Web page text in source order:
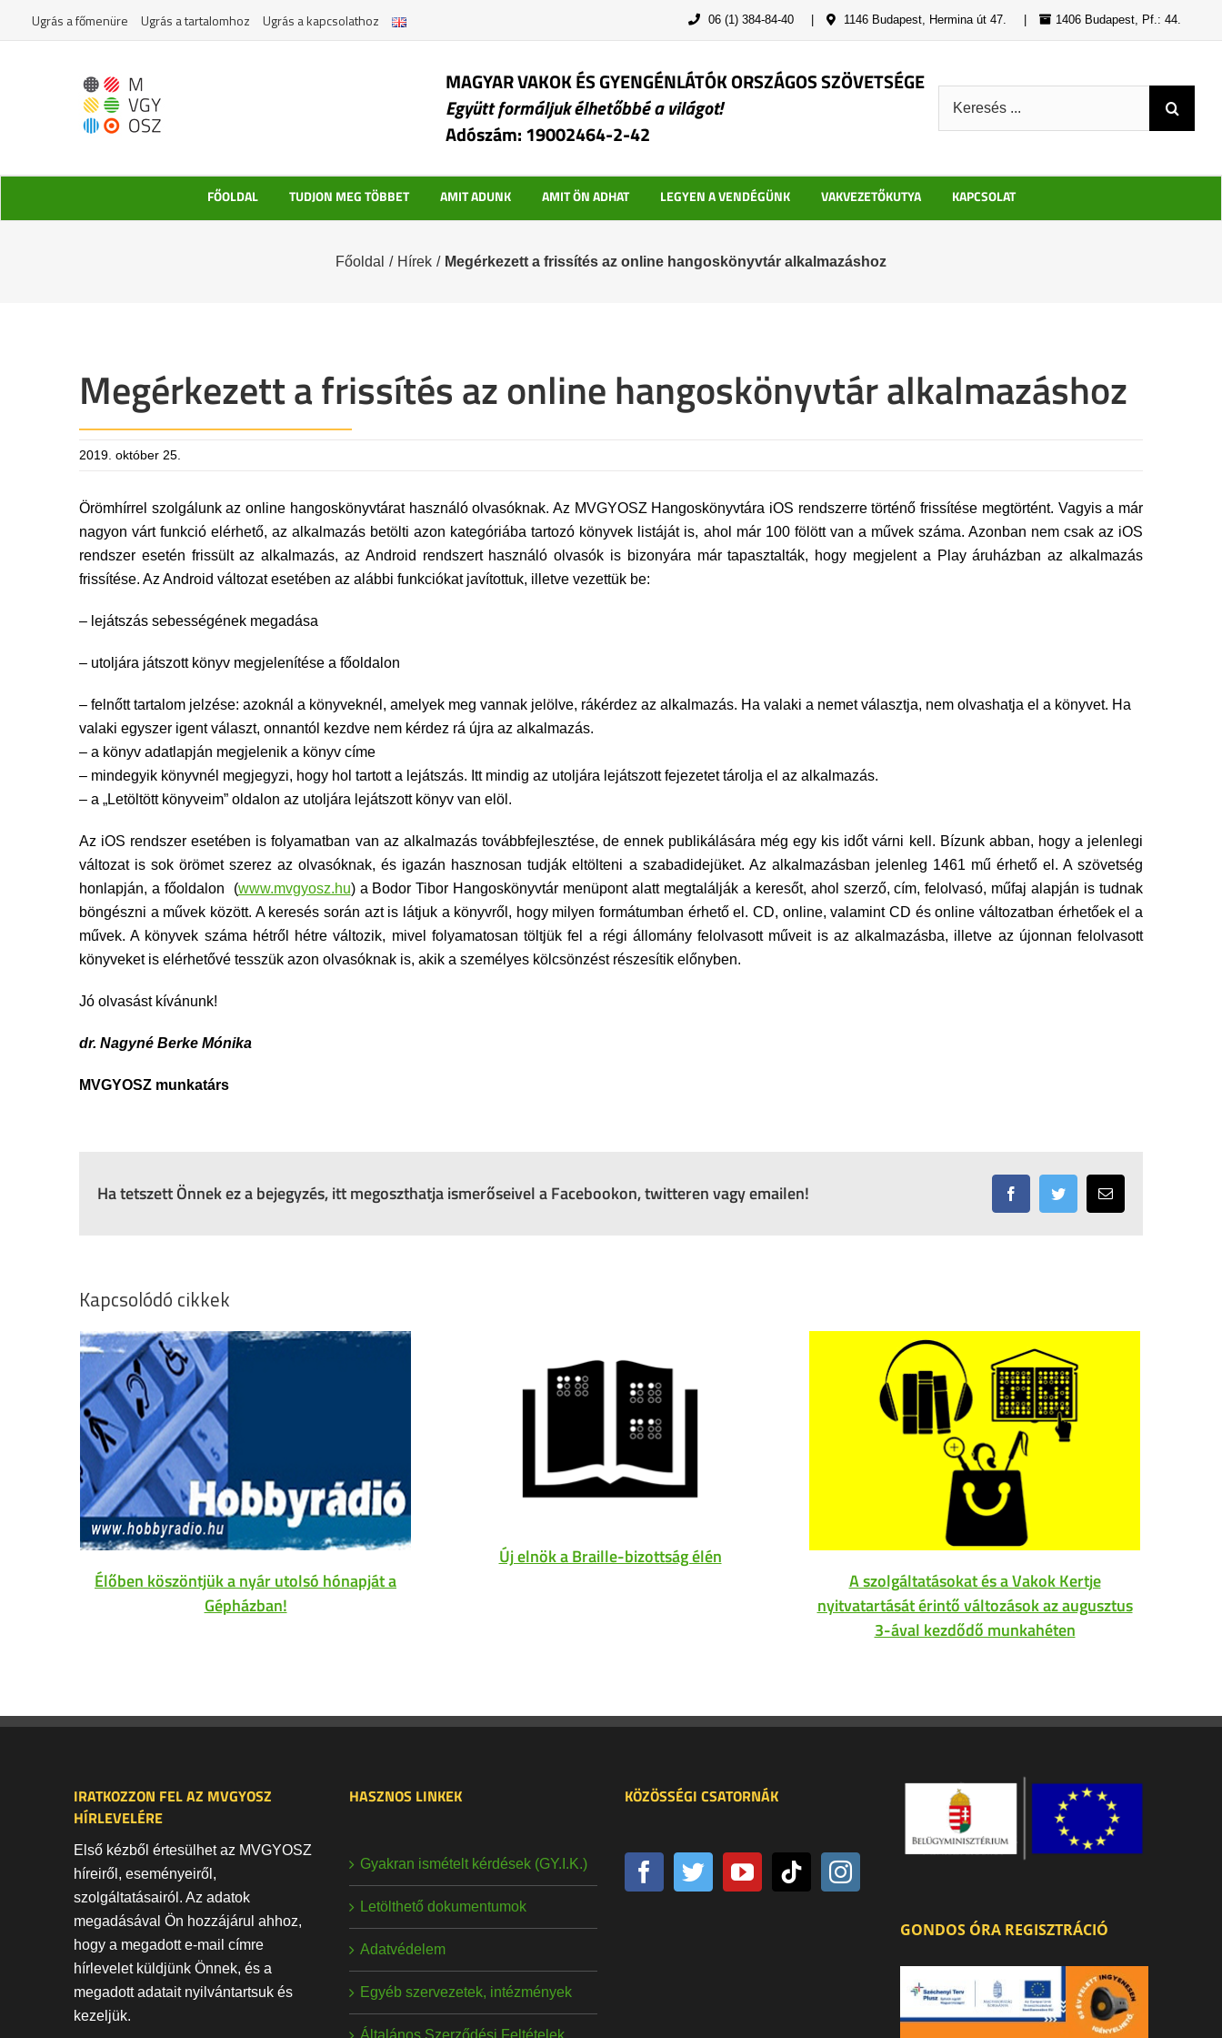
Ugrás a főmenüre Ugrás a tartalomhoz Ugrás a kapcsolathoz 06 (1) 384-84-40 1146 Budapest, Hermina út 47. 1406 Budapest, Pf.: 44.
MAGYAR VAKOK ÉS GYENGÉNLÁTÓK ORSZÁGOS SZÖVETSÉGE
Együtt formáljuk élhetőbbé a világot!
Adószám: 19002464-2-42
FŐOLDAL TUDJON MEG TÖBBET AMIT ADUNK AMIT ÖN ADHAT LEGYEN A VENDÉGÜNK VAKVEZETŐKUTYA KAPCSOLAT
Főoldal / Hírek / Megérkezett a frissítés az online hangoskönyvtár alkalmazáshoz
Megérkezett a frissítés az online hangoskönyvtár alkalmazáshoz
2019. október 25.
Örömhírrel szolgálunk az online hangoskönyvtárat használó olvasóknak. Az MVGYOSZ Hangoskönyvtára iOS rendszerre történő frissítése megtörtént. Vagyis a már
nagyon várt funkció elérhető, az alkalmazás betölti azon kategóriába tartozó könyvek listáját is, ahol már 100 fölött van a művek száma. Azonban nem csak az iOS
rendszer esetén frissült az alkalmazás, az Android rendszert használó olvasók is bizonyára már tapasztalták, hogy megjelent a Play áruházban az alkalmazás
frissítése. Az Android változat esetében az alábbi funkciókat javítottuk, illetve vezettük be:
– lejátszás sebességének megadása
– utoljára játszott könyv megjelenítése a főoldalon
– felnőtt tartalom jelzése: azoknál a könyveknél, amelyek meg vannak jelölve, rákérdez az alkalmazás. Ha valaki a nemet választja, nem olvashatja el a könyvet. Ha
valaki egyszer igent választ, onnantól kezdve nem kérdez rá újra az alkalmazás.
– a könyv adatlapján megjelenik a könyv címe
– mindegyik könyvnél megjegyzi, hogy hol tartott a lejátszás. Itt mindig az utoljára lejátszott fejezetet tárolja el az alkalmazás.
– a „Letöltött könyveim” oldalon az utoljára lejátszott könyv van elöl.
Az iOS rendszer esetében is folyamatban van az alkalmazás továbbfejlesztése, de ennek publikálására még egy kis időt várni kell. Bízunk abban, hogy a jelenlegi
változat is sok örömet szerez az olvasóknak, és igazán hasznosan tudják eltölteni a szabadidejüket. Az alkalmazásban jelenleg 1461 mű érhető el. A szövetség
honlapján, a főoldalon (www.mvgyosz.hu) a Bodor Tibor Hangoskönyvtár menüpont alatt megtalálják a keresőt, ahol szerző, cím, felolvasó, műfaj alapján is tudnak
böngészni a művek között. A keresés során azt is látjuk a könyvről, hogy milyen formátumban érhető el. CD, online, valamint CD és online változatban érhetőek el a
művek. A könyvek száma hétről hétre változik, mivel folyamatosan töltjük fel a régi állomány felolvasott műveit is az alkalmazásba, illetve az újonnan felolvasott
könyveket is elérhetővé tesszük azon olvasóknak is, akik a személyes kölcsönzést részesítik előnyben.
Jó olvasást kívánunk!
dr. Nagyné Berke Mónika
MVGYOSZ munkatárs
Ha tetszett Önnek ez a bejegyzés, itt megoszthatja ismerőseivel a Facebookon, twitteren vagy emailen! FacebookTwitter Email:
Kapcsolódó cikkek
Élőben köszöntjük a nyár utolsó hónapját a
Gépházban!
Új elnök a Braille-bizottság élén
A szolgáltatásokat és a Vakok Kertje
nyitvatartását érintő változások az augusztus
3-ával kezdődő munkahéten
IRATKOZZON FEL AZ MVGYOSZ
HÍRLEVELÉRE
Első kézből értesülhet az MVGYOSZ
híreiről, eseményeiről,
szolgáltatásairól. Az adatok
megadásával Ön hozzájárul ahhoz,
hogy a megadott e-mail címre
hírlevelet küldjünk Önnek, és a
megadott adatait nyilvántartsuk és
kezeljük.
HASZNOS LINKEK
Gyakran ismételt kérdések (GY.I.K.)
Letölthető dokumentumok
Adatvédelem
Egyéb szervezetek, intézmények
KÖZÖSSÉGI CSATORNÁK
GONDOS ÓRA REGISZTRÁCIÓ